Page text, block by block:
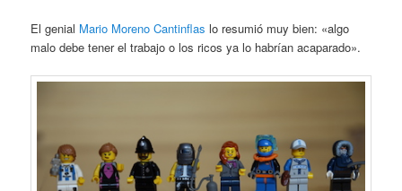
El genial Mario Moreno Cantinflas lo resumió muy bien: «algo
malo debe tener el trabajo o los ricos ya lo habrían acaparado».